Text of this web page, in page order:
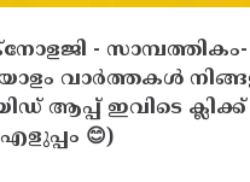
- സാമ്പത്തികം-
വാർത്തകൾ
ആപ്പ് ഇവിടെ
😊)